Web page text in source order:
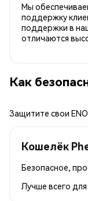
Мы
поддержку
поддержки в
отличаются
Как
Защитите свои
Кошелёк
Безопасное,
Лучше всего для